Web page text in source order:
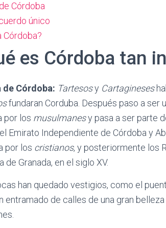
Córdoba
único
Córdoba?
es Córdoba tan
Córdoba: Tartesosy Cartagineses
fundaran Corduba. Después paso a ser
por los musulmanesy pasa a ser parte
Emirato Independiente de Córdoba y
por los cristianos, y posteriormente los
de Granada, en el siglo XV.
han quedado vestigios, como el
entramado de calles de una gran